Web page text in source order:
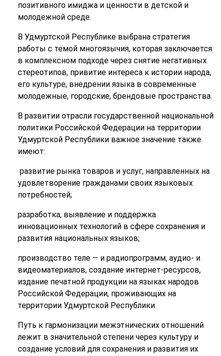
позитивного имиджа и ценности в детской и
молодежной среде.
В Удмуртской Республике выбрана стратегия
работы с темой многоязычия, которая заключается
в комплексном подходе через снятие негативных
стереотипов, привитие интереса к истории народа,
его культуре, внедрении языка в современные
молодежные, городские, брендовые пространства.
В развитии отрасли государственной национальной
политики Российской Федерации на территории
Удмуртской Республики важное значение также
имеют:
развитие рынка товаров и услуг, направленных на
удовлетворение гражданами своих языковых
потребностей;
разработка, выявление и поддержка
инновационных технологий в сфере сохранения и
развития национальных языков;
производство теле — и радиопрограмм, аудио- и
видеоматериалов, создание интернет-ресурсов,
издание печатной продукции на языках народов
Российской Федерации, проживающих на
территории Удмуртской Республики.
Путь к гармонизации межэтнических отношений
лежит в значительной степени через культуру и
создание условий для сохранения и развития их